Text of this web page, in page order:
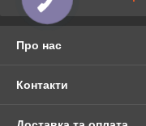
Про нас
Контакти